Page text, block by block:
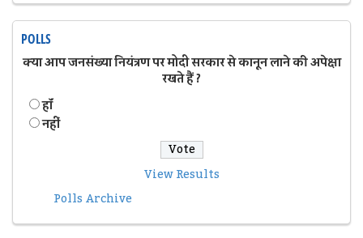
POLLS
क्या आप जनसंख्या नियंत्रण पर मोदी सरकार से कानून लाने की अपेक्षा
रखते हैं ?
हॉं
नहीं
View Results
Polls Archive